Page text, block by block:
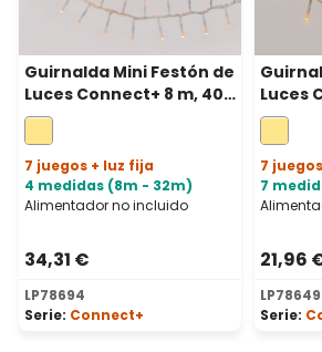
Guirnalda Mini Festón de
Luces Connect+ 8 m, 400
led blanco cálido, cable
transparente,
prolongable
7 juegos + luz fija
4 medidas (8m - 32m)
Alimentador no incluido
34,31 €
LP78694
Serie: Connect+
Luces
led
7
7
21,96
LP78649
Serie: